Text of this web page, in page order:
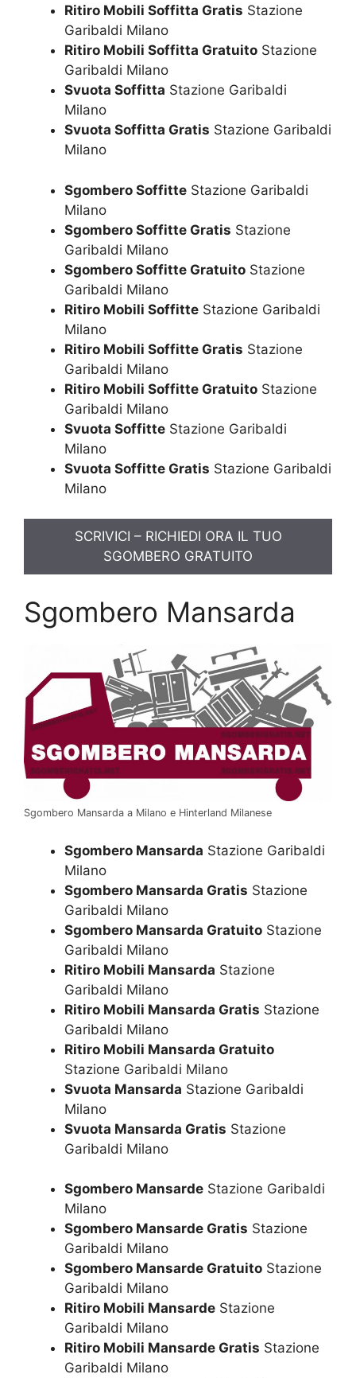
Ritiro Mobili Soffitta Gratis Stazione
Garibaldi Milano
Ritiro Mobili Soffitta Gratuito Stazione
Garibaldi Milano
Svuota Soffitta Stazione Garibaldi
Milano
Svuota Soffitta Gratis Stazione Garibaldi
Milano
Sgombero Soffitte Stazione Garibaldi
Milano
Sgombero Soffitte Gratis Stazione
Garibaldi Milano
Sgombero Soffitte Gratuito Stazione
Garibaldi Milano
Ritiro Mobili Soffitte Stazione Garibaldi
Milano
Ritiro Mobili Soffitte Gratis Stazione
Garibaldi Milano
Ritiro Mobili Soffitte Gratuito Stazione
Garibaldi Milano
Svuota Soffitte Stazione Garibaldi
Milano
Svuota Soffitte Gratis Stazione Garibaldi
Milano
SCRIVICI – RICHIEDI ORA IL TUO
SGOMBERO GRATUITO
Sgombero Mansarda
Sgombero Mansarda a Milano e Hinterland Milanese
Sgombero Mansarda Stazione Garibaldi
Milano
Sgombero Mansarda Gratis Stazione
Garibaldi Milano
Sgombero Mansarda Gratuito Stazione
Garibaldi Milano
Ritiro Mobili Mansarda Stazione
Garibaldi Milano
Ritiro Mobili Mansarda Gratis Stazione
Garibaldi Milano
Ritiro Mobili Mansarda Gratuito
Stazione Garibaldi Milano
Svuota Mansarda Stazione Garibaldi
Milano
Svuota Mansarda Gratis Stazione
Garibaldi Milano
Sgombero Mansarde Stazione Garibaldi
Milano
Sgombero Mansarde Gratis Stazione
Garibaldi Milano
Sgombero Mansarde Gratuito Stazione
Garibaldi Milano
Ritiro Mobili Mansarde Stazione
Garibaldi Milano
Ritiro Mobili Mansarde Gratis Stazione
Garibaldi Milano